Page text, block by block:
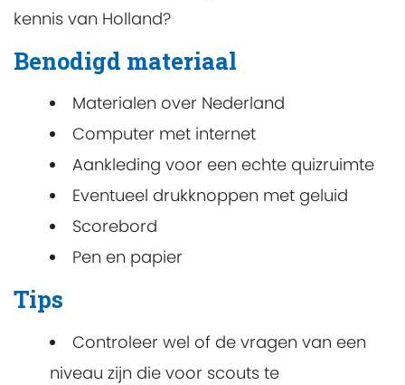
kennis van Holland?
Benodigd materiaal
Materialen over Nederland
Computer met internet
Aankleding voor een echte quizruimte
Eventueel drukknoppen met geluid
Scorebord
Pen en papier
Tips
Controleer wel of de vragen van een
niveau zijn die voor scouts te